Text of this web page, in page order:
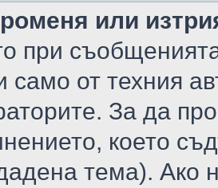
или
при
само от техния
За да
което
тема). Ако